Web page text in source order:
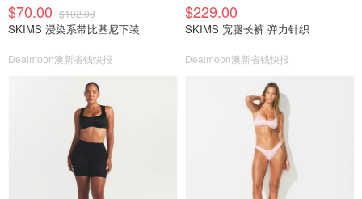
$70.00 $102.00
SKIMS 浸染系带比基尼下装
Dealmoon澳新省钱快报
$229.00
SKIMS 宽腿长裤 弹力针织
Dealmoon澳新省钱快报